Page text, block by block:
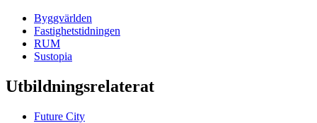
Byggvärlden
Fastighetstidningen
RUM
Sustopia
Utbildningsrelaterat
Future City